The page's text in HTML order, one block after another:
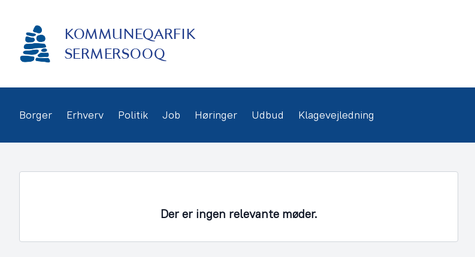
indhold
KOMMUNEQARFIK
SERMERSOOQ
Borger Erhverv Politik Job Høringer Udbud Klagevejledning
Der er ingen relevante møder.